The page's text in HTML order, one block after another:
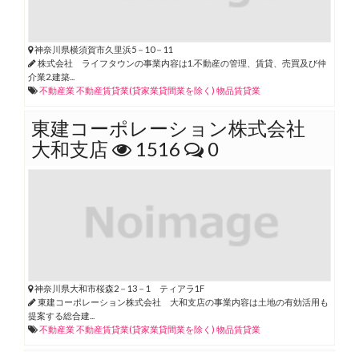
神奈川県横須賀市久里浜5－10－11
株式会社 ライフタウンの事業内容は1.不動産の管理、賃貸、売買及び仲
介業2.建築...
不動産業不動産賃貸業(貸家業貸間業を除く) 物品賃貸業
東建コーポレーション株式会社
大和支店
1516 0
神奈川県大和市桜森2－13－1 ティアラ1F
東建コーポレーション株式会社 大和支店の事業内容は土地の有効活用も
提案する総合建...
不動産業不動産賃貸業(貸家業貸間業を除く) 物品賃貸業